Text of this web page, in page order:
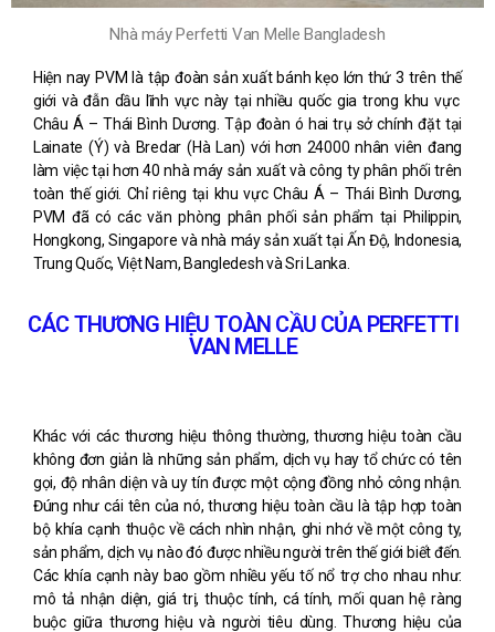
Nhà máy Perfetti Van Melle Bangladesh
Hiện nay PVM là tập đoàn sản xuất bánh kẹo lớn thứ 3 trên thế
giới và đẫn dầu lĩnh vực này tại nhiều quốc gia trong khu vực
Châu Á – Thái Bình Dương. Tập đoàn ó hai trụ sở chính đặt tại
Lainate (Ý) và Bredar (Hà Lan) với hơn 24000 nhân viên đang
làm việc tại hơn 40 nhà máy sản xuất và công ty phân phối trên
toàn thế giới. Chỉ riêng tại khu vực Châu Á – Thái Bình Dương,
PVM đã có các văn phòng phân phối sản phẩm tại Philippin,
Hongkong, Singapore và nhà máy sản xuất tại Ấn Độ, Indonesia,
Trung Quốc, Việt Nam, Bangledesh và Sri Lanka.
CÁC THƯƠNG HIỆU TOÀN CẦU CỦA PERFETTI
VAN MELLE
Khác với các thương hiệu thông thường, thương hiệu toàn cầu
không đơn giản là những sản phẩm, dịch vụ hay tổ chức có tên
gọi, độ nhân diện và uy tín được một cộng đồng nhỏ công nhận.
Đúng như cái tên của nó, thương hiệu toàn cầu là tập hợp toàn
bộ khía cạnh thuộc về cách nhìn nhận, ghi nhớ về một công ty,
sản phẩm, dịch vụ nào đó được nhiều người trên thế giới biết đến.
Các khía cạnh này bao gồm nhiều yếu tố nổ trợ cho nhau như:
mô tả nhận diện, giá trị, thuộc tính, cá tính, mối quan hệ ràng
buộc giữa thương hiệu và người tiêu dùng. Thương hiệu của